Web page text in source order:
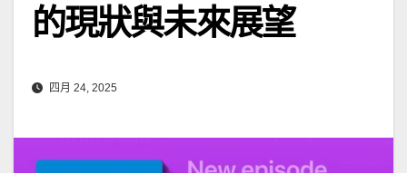
的現狀與未來展望
四月 24, 2025